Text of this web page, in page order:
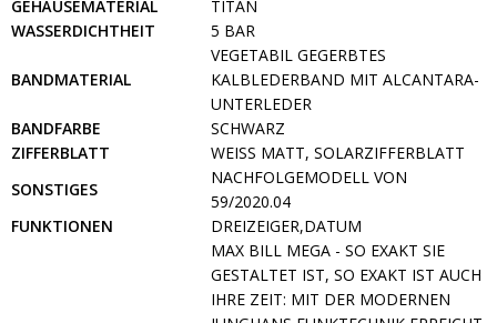
GEHÄUSEMATERIAL
TITAN
WASSERDICHTHEIT
5 BAR
BANDMATERIAL
VEGETABIL GEGERBTES
KALBLEDERBAND MIT ALCANTARA-
UNTERLEDER
BANDFARBE
SCHWARZ
ZIFFERBLATT
WEISS MATT, SOLARZIFFERBLATT
SONSTIGES
NACHFOLGEMODELL VON
59/2020.04
FUNKTIONEN
DREIZEIGER,DATUM
MAX BILL MEGA - SO EXAKT SIE
GESTALTET IST, SO EXAKT IST AUCH
IHRE ZEIT: MIT DER MODERNEN